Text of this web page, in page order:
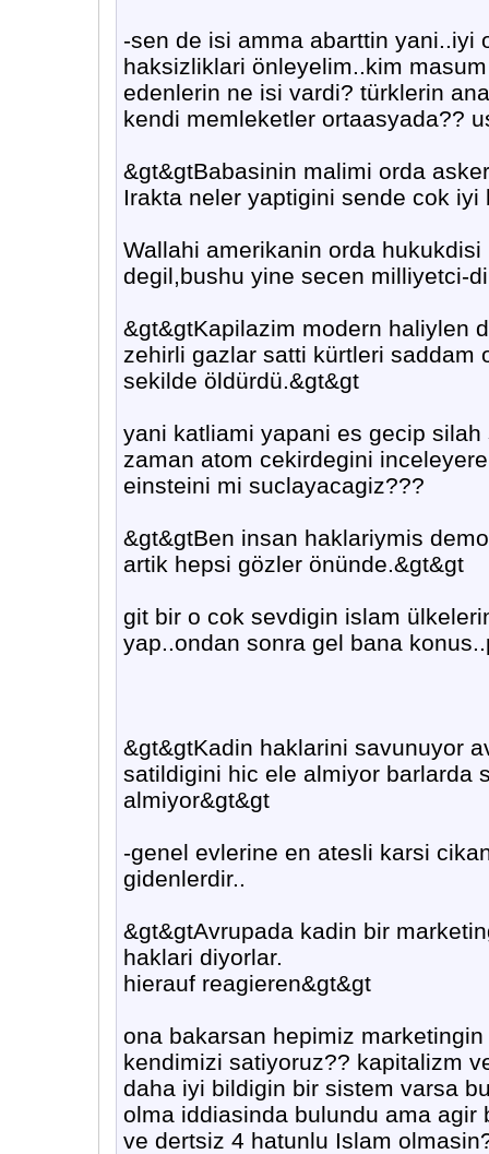
-sen de isi amma abarttin yani..iyi
haksizliklari önleyelim..kim
edenlerin ne isi vardi? türklerin
kendi memleketler ortaasyada??
&gt&gtBabasinin malimi orda
Irakta neler yaptigini sende cok iyi
Wallahi amerikanin orda
degil,bushu yine secen milliyetci-
&gt&gtKapilazim modern haliylen
zehirli gazlar satti kürtleri saddam
sekilde öldürdü.&gt&gt
yani katliami yapani es gecip
zaman atom cekirdegini
einsteini mi suclayacagiz???
&gt&gtBen insan haklariymis
artik hepsi gözler önünde.&gt&gt
git bir o cok sevdigin islam
yap..ondan sonra gel bana
&gt&gtKadin haklarini savunuyor
satildigini hic ele almiyor barlarda
almiyor&gt&gt
-genel evlerine en atesli karsi
gidenlerdir..
&gt&gtAvrupada kadin bir
haklari diyorlar.
hierauf reagieren&gt&gt
ona bakarsan hepimiz
kendimizi satiyoruz?? kapitalizm
daha iyi bildigin bir sistem varsa
olma iddiasinda bulundu ama
ve dertsiz 4 hatunlu Islam